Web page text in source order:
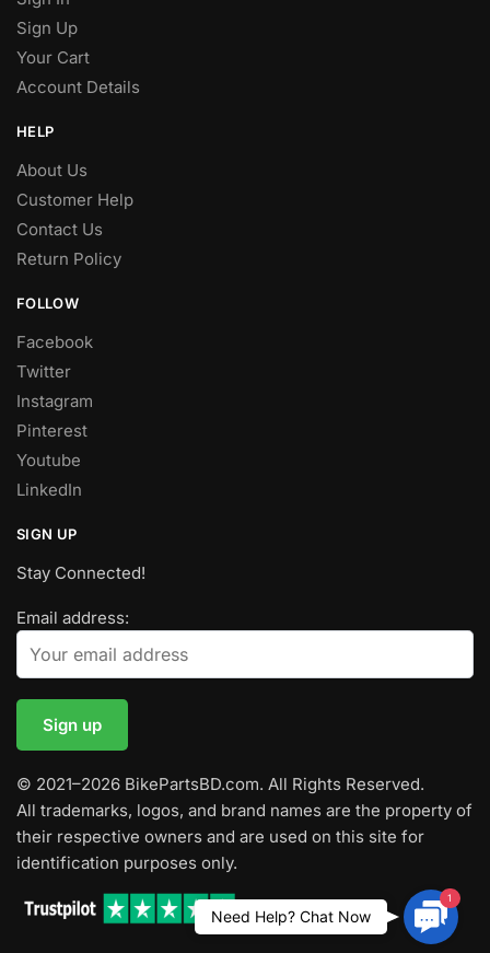
Sign Up
Your Cart
Account Details
HELP
About Us
Customer Help
Contact Us
Return Policy
FOLLOW
Facebook
Twitter
Instagram
Pinterest
Youtube
LinkedIn
SIGN UP
Stay Connected!
Email address:
© 2021–2026 BikePartsBD.com. All Rights Reserved.
All trademarks, logos, and brand names are the property of
their respective owners and are used on this site for
identification purposes only.
1
Need Help? Chat Now